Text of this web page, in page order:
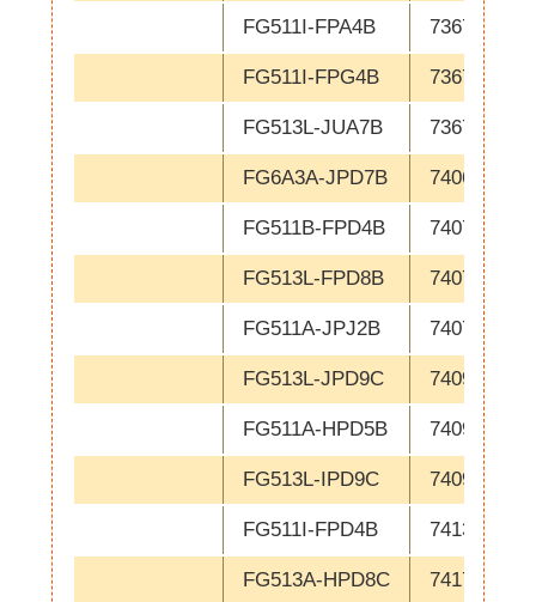
FG511I-FPA4B 736783
FG511I-FPG4B 736784
FG513L-JUA7B 736785
FG6A3A-JPD7B 740622
FG511B-FPD4B 740730
FG513L-FPD8B 740745
FG511A-JPJ2B 740780
FG513L-JPD9C 740955
FG511A-HPD5B 740975
FG513L-IPD9C 740986
FG511I-FPD4B 741348
FG513A-HPD8C 741790